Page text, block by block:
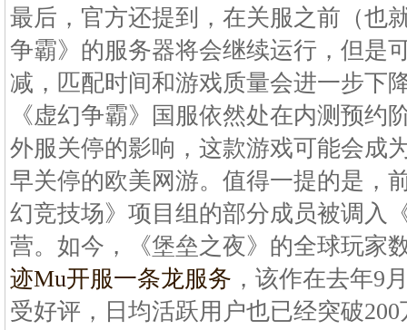
最后，官方还提到，在关服之前（也
争霸》的服务器将会继续运行，但是
减，匹配时间和游戏质量会进一步下
《虚幻争霸》国服依然处在内测预约
外服关停的影响，这款游戏可能会成
早关停的欧美网游。值得一提的是，
幻竞技场》项目组的部分成员被调入
营。如今，《堡垒之夜》的全球玩家
迹Mu开服一条龙服务 ，该作在去年9
受好评，日均活跃用户也已经突破200